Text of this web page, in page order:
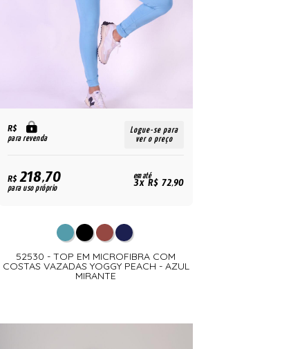
R$
para revenda
Logue-se para
ver o preço
R$218,70
para uso próprio
em até
3x R$ 72,90
52530 - TOP EM MICROFIBRA COM
COSTAS VAZADAS YOGGY PEACH - AZUL
MIRANTE